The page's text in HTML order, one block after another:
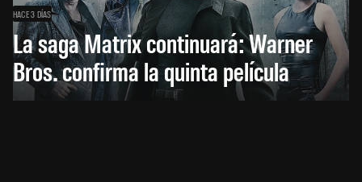
HACE 3 DÍAS
La saga Matrix continuará: Warner
Bros. confirma la quinta película